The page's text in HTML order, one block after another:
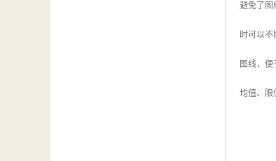
避免了图
时可以不
图线，
均值、限